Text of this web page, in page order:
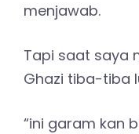
menjawab.
Tapi saat saya
Ghazi tiba-tiba
“ini garam kan